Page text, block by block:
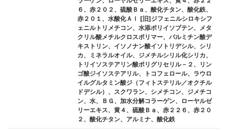
６、赤２０２、硫酸Ｂａ、酸化チタン、酸化鉄、
赤２０１、水酸化Ａｌ [旧]ジフェニルシロキシフ
ェニルトリメチコン、水添ポリイソブテン、メタ
クリル酸メチルクロスポリマー、パルミチン酸デ
キストリン、イソノナン酸イソトリデシル、シリ
カ、ミネラルオイル、ジメチルシリル化シリカ、
トリイソステアリン酸ポリグリセリル－２、リン
ゴ酸ジイソステアリル、トコフェロール、ラウロ
イルグルタミン酸ジ（フィトステリル／オクチル
ドデシル）、スクワラン、シメチコン、ジメチコ
ン、水、ＢＧ、加水分解コラーゲン、ローヤルゼ
リーエキス、黄４、硫酸Ｂａ、赤２２６、赤２０
２、酸化チタン、アルミナ、酸化鉄